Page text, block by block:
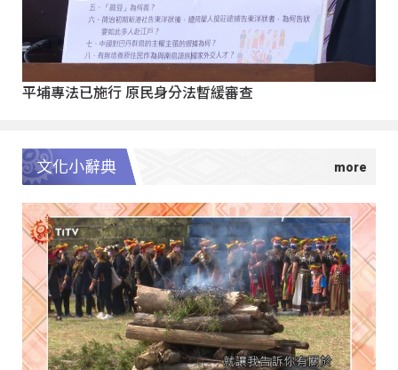
平埔專法已施行 原民身分法暫緩審查
文化小辭典